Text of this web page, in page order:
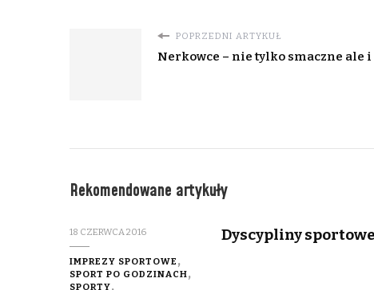
POPRZEDNI ARTYKUŁ
Nerkowce – nie tylko smaczne ale i
Rekomendowane artykuły
18 CZERWCA 2016
IMPREZY SPORTOWE
SPORT PO GODZINACH
SPORTY
Dyscypliny